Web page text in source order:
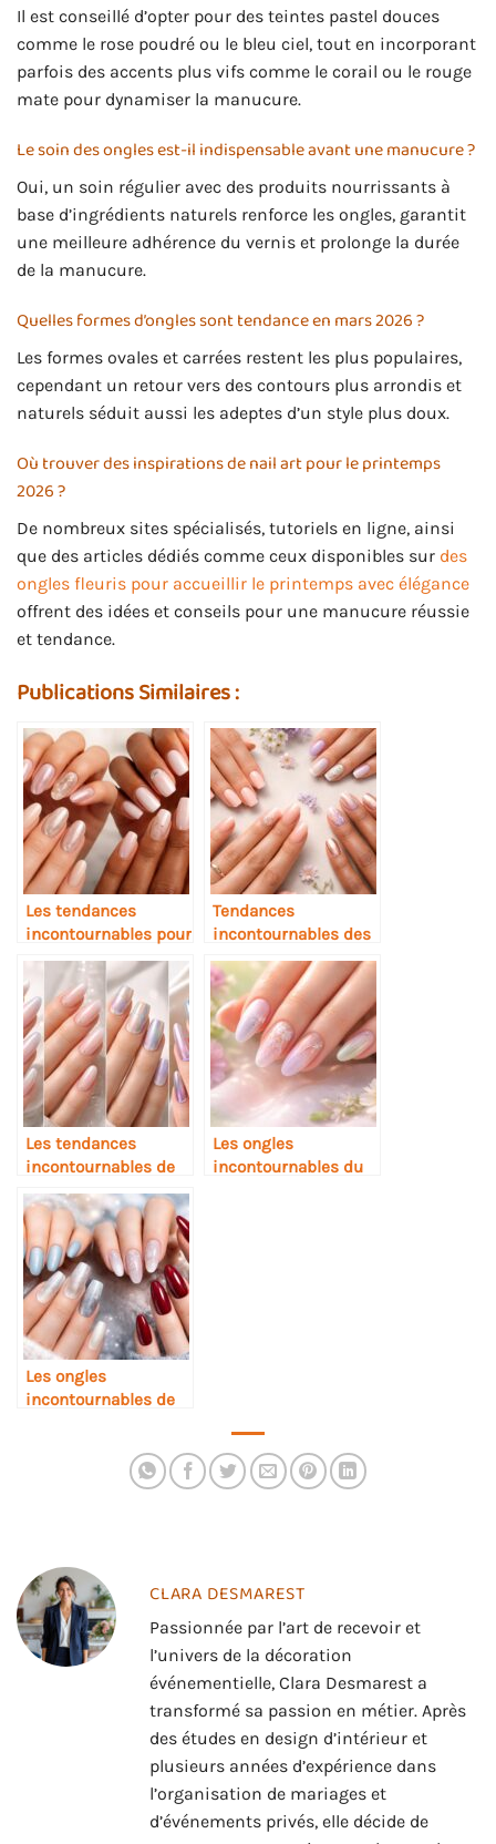
Il est conseillé d’opter pour des teintes pastel douces
comme le rose poudré ou le bleu ciel, tout en incorporant
parfois des accents plus vifs comme le corail ou le rouge
mate pour dynamiser la manucure.
Le soin des ongles est-il indispensable avant une manucure ?
Oui, un soin régulier avec des produits nourrissants à
base d’ingrédients naturels renforce les ongles, garantit
une meilleure adhérence du vernis et prolonge la durée
de la manucure.
Quelles formes d’ongles sont tendance en mars 2026 ?
Les formes ovales et carrées restent les plus populaires,
cependant un retour vers des contours plus arrondis et
naturels séduit aussi les adeptes d’un style plus doux.
Où trouver des inspirations de nail art pour le printemps
2026 ?
De nombreux sites spécialisés, tutoriels en ligne, ainsi
que des articles dédiés comme ceux disponibles sur des
ongles fleuris pour accueillir le printemps avec élégance
offrent des idées et conseils pour une manucure réussie
et tendance.
Publications Similaires :
Les tendances
incontournables pour
vos ongles en 2026
Tendances
incontournables des
ongles au printemps
2026
Les tendances
incontournables de
l’ongle en 2026 :
styles et inspirations
à adopter
Les ongles
incontournables du
Les ongles
incontournables de
CLARA DESMAREST
Passionnée par l’art de recevoir et
l’univers de la décoration
événementielle, Clara Desmarest a
transformé sa passion en métier. Après
des études en design d’intérieur et
plusieurs années d’expérience dans
l’organisation de mariages et
d’événements privés, elle décide de